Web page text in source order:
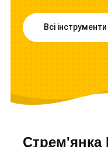
Всі інструменти
Стрем'янка